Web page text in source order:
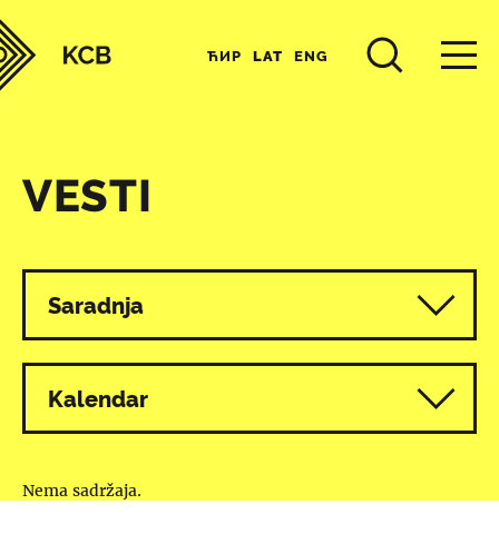
ЋИР LAT ENG
VESTI
Svi programi
Saradnja
Kalendar
Nema sadržaja.